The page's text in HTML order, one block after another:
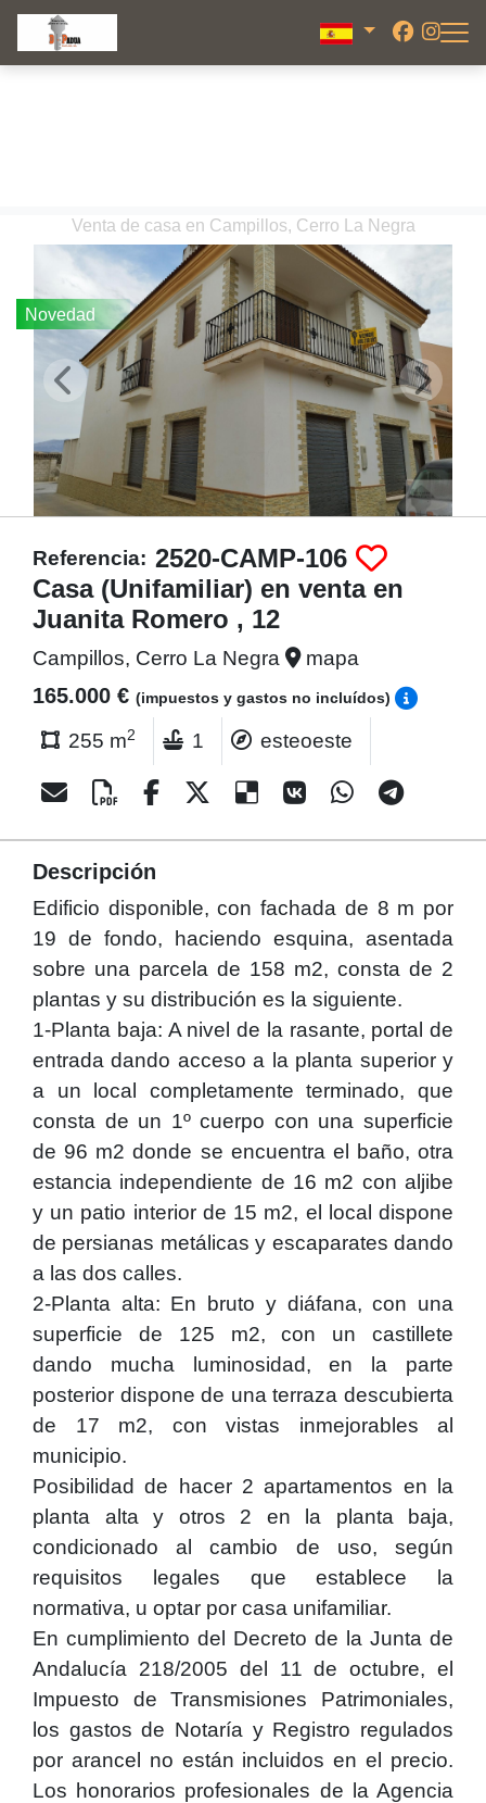
Venta de casa en Campillos, Cerro La Negra
Novedad
Referencia: 2520-CAMP-106
Casa (Unifamiliar) en venta en
Juanita Romero , 12
Campillos, Cerro La Negra mapa
165.000 € (impuestos y gastos no incluídos)
255 m2 1 esteoeste
Descripción
Edificio disponible, con fachada de 8 m por
19 de fondo, haciendo esquina, asentada
sobre una parcela de 158 m2, consta de 2
plantas y su distribución es la siguiente.
1-Planta baja: A nivel de la rasante, portal de
entrada dando acceso a la planta superior y
a un local completamente terminado, que
consta de un 1º cuerpo con una superficie
de 96 m2 donde se encuentra el baño, otra
estancia independiente de 16 m2 con aljibe
y un patio interior de 15 m2, el local dispone
de persianas metálicas y escaparates dando
a las dos calles.
2-Planta alta: En bruto y diáfana, con una
superficie de 125 m2, con un castillete
dando mucha luminosidad, en la parte
posterior dispone de una terraza descubierta
de 17 m2, con vistas inmejorables al
municipio.
Posibilidad de hacer 2 apartamentos en la
planta alta y otros 2 en la planta baja,
condicionado al cambio de uso, según
requisitos legales que establece la
normativa, u optar por casa unifamiliar.
En cumplimiento del Decreto de la Junta de
Andalucía 218/2005 del 11 de octubre, el
Impuesto de Transmisiones Patrimoniales,
los gastos de Notaría y Registro regulados
por arancel no están incluidos en el precio.
Los honorarios profesionales de la Agencia